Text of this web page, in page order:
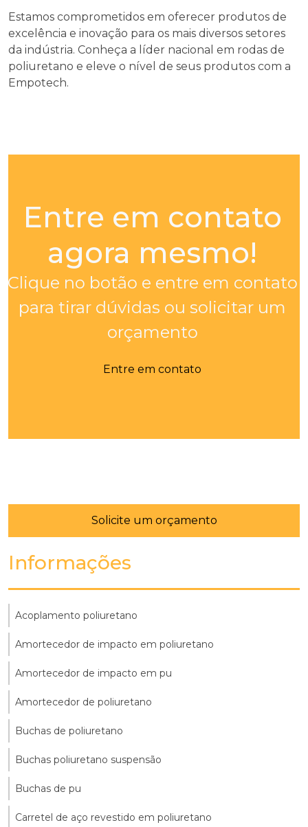
Estamos comprometidos em oferecer produtos de
excelência e inovação para os mais diversos setores
da indústria. Conheça a líder nacional em rodas de
poliuretano e eleve o nível de seus produtos com a
Empotech.
Entre em contato
agora mesmo!
Clique no botão e entre em contato
para tirar dúvidas ou solicitar um
orçamento
Entre em contato
Solicite um orçamento
Informações
Acoplamento poliuretano
Amortecedor de impacto em poliuretano
Amortecedor de impacto em pu
Amortecedor de poliuretano
Buchas de poliuretano
Buchas poliuretano suspensão
Buchas de pu
Carretel de aço revestido em poliuretano